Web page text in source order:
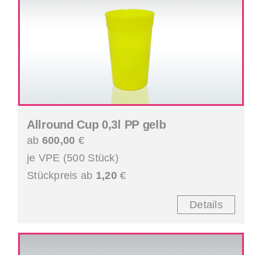
Allround Cup 0,3l PP gelb
ab 600,00 €
je VPE (500 Stück)
Stückpreis ab 1,20€
Details